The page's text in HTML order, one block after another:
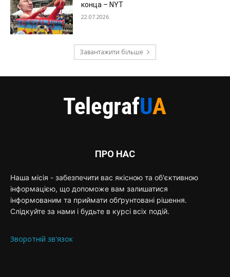
конца – NYT
22.07.2026
Завантажити більше
ПРО НАС
Наша місія - забезпечити вас якісною та об'єктивною
інформацією, що допоможе вам залишатися
інформованим та приймати обґрунтовані рішення.
Слідкуйте за нами і будьте в курсі всіх подій.
Зворотній зв'язок